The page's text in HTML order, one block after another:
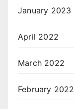
January 2023
April 2022
March 2022
February 2022